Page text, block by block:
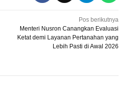
Pos berikutnya
Menteri Nusron Canangkan Evaluasi
Ketat demi Layanan Pertanahan yang
Lebih Pasti di Awal 2026